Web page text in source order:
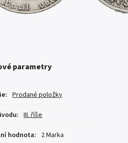
parametry
: Prodané položky
: III. říše
hodnota: 2 Marka